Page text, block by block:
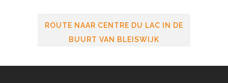
ROUTE NAAR CENTRE DU LAC IN DE
BUURT VAN BLEISWIJK